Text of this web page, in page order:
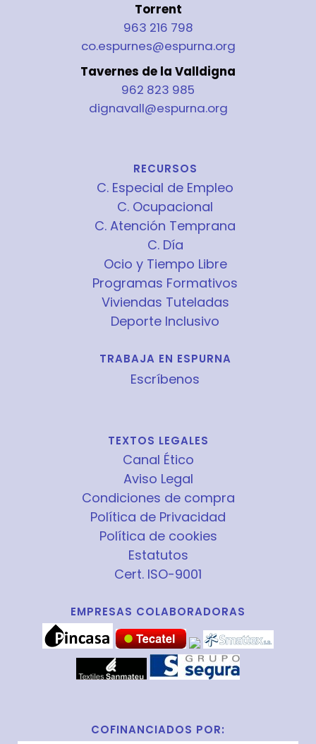
Torrent
963 216 798
co.espurnes@espurna.org
Tavernes de la Valldigna
962 823 985
dignavall@espurna.org
RECURSOS
C. Especial de Empleo
C. Ocupacional
C. Atención Temprana
C. Día
Ocio y Tiempo Libre
Programas Formativos
Viviendas Tuteladas
Deporte Inclusivo
TRABAJA EN ESPURNA
Escríbenos
TEXTOS LEGALES
Canal Ético
Aviso Legal
Condiciones de compra
Política de Privacidad
Política de cookies
Estatutos
Cert. ISO-9001
EMPRESAS COLABORADORAS
COFINANCIADOS POR: